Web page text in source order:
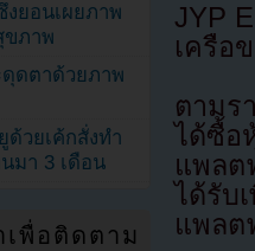
JYP
เครือ
ตามร
ได้ซื้
แพลต
ได้รับ
แพลต
ยอนเผยภาพ
ขภาพ
ดตาด้วยภาพ
ด้วยเค้กสั่งทำ
มา 3 เดือน
เพื่อติดตาม